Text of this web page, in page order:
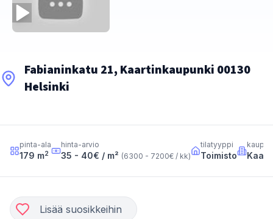
Fabianinkatu 21, Kaartinkaupunki 00130
Helsinki
pinta-ala
179 m2
hinta-arvio
35 - 40€ / m² (6300 - 7200€ / kk)
tilatyyppi
Toimisto
Lisää suosikkeihin